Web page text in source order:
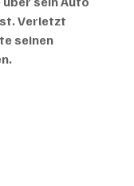
Verletzt
seinen